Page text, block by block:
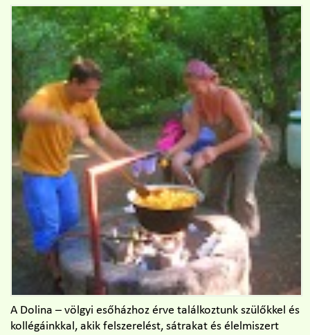
A Dolina – völgyi esőházhoz érve találkoztunk szülőkkel és
kollégáinkkal, akik felszerelést, sátrakat és élelmiszert